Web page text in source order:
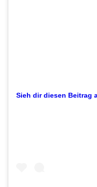
Sieh dir diesen Beitrag